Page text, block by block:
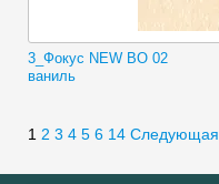
3_Фокус NEW BO 02
ваниль
1 2 3 4 5 6 14 Следующая